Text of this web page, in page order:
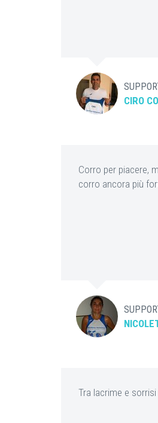
CIRO
Corro per piacere,
corro ancora più
Tra lacrime e sorrisi